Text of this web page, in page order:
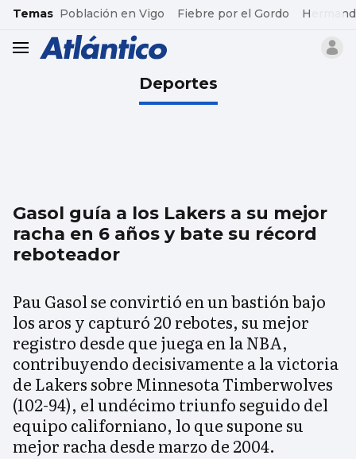
common.go-to-content
Temas Población en Vigo Fiebre por el Gordo
header.menu.open
Deportes
Gasol guía a los Lakers a su mejor
racha en 6 años y bate su récord
reboteador
Pau Gasol se convirtió en un bastión bajo
los aros y capturó 20 rebotes, su mejor
registro desde que juega en la NBA,
contribuyendo decisivamente a la victoria
de Lakers sobre Minnesota Timberwolves
(102-94), el undécimo triunfo seguido del
equipo californiano, lo que supone su
mejor racha desde marzo de 2004.